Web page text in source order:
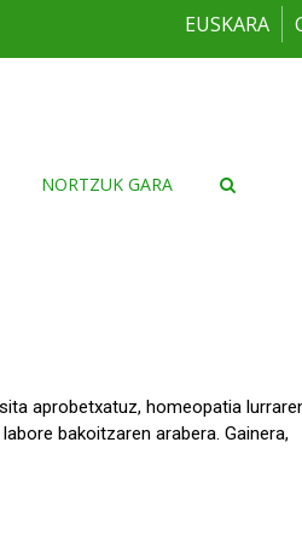
EUSKARA
NORTZUK GARA
aprobetxatuz, homeopatia
bakoitzaren arabera. Gainera,